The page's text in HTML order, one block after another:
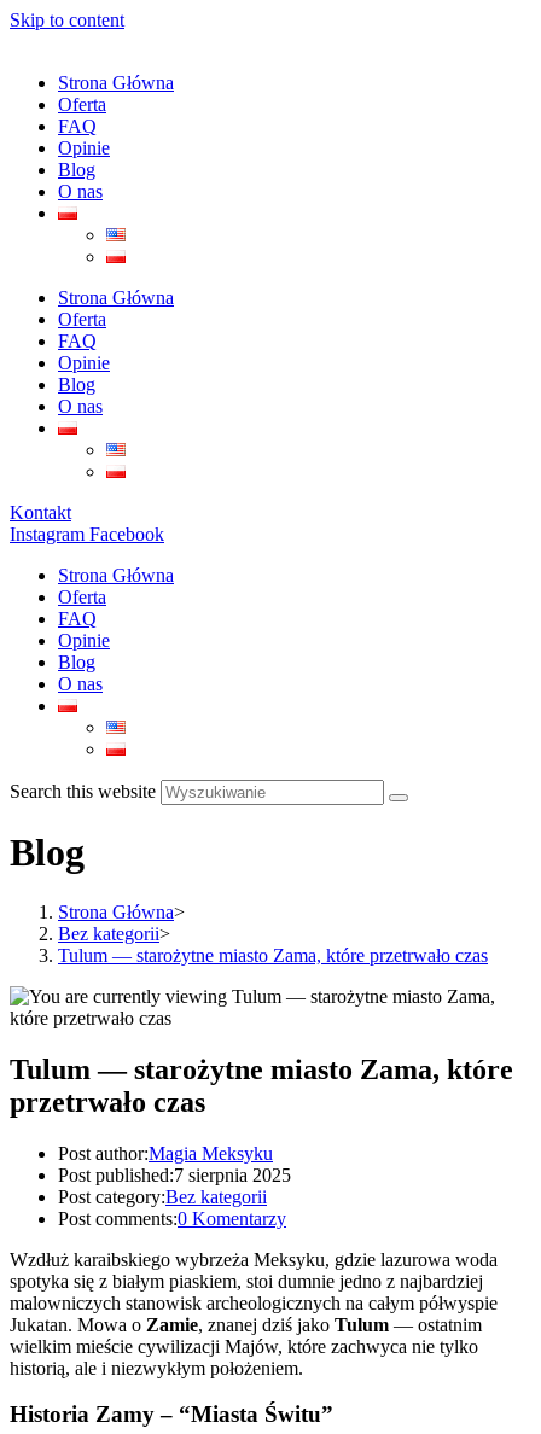
Skip to content
Strona Główna
Oferta
FAQ
Opinie
Blog
O nas
Strona Główna
Oferta
FAQ
Opinie
Blog
O nas
Kontakt
Instagram Facebook
Strona Główna
Oferta
FAQ
Opinie
Blog
O nas
Search this website
Blog
Strona Główna>
Bez kategorii>
Tulum — starożytne miasto Zama, które przetrwało czas
Tulum — starożytne miasto Zama, które
przetrwało czas
Post author:Magia Meksyku
Post published:7 sierpnia 2025
Post category:Bez kategorii
Post comments:0 Komentarzy
Wzdłuż karaibskiego wybrzeża Meksyku, gdzie lazurowa woda
spotyka się z białym piaskiem, stoi dumnie jedno z najbardziej
malowniczych stanowisk archeologicznych na całym półwyspie
Jukatan. Mowa o Zamie, znanej dziś jako Tulum — ostatnim
wielkim mieście cywilizacji Majów, które zachwyca nie tylko
historią, ale i niezwykłym położeniem.
Historia Zamy – “Miasta Świtu”